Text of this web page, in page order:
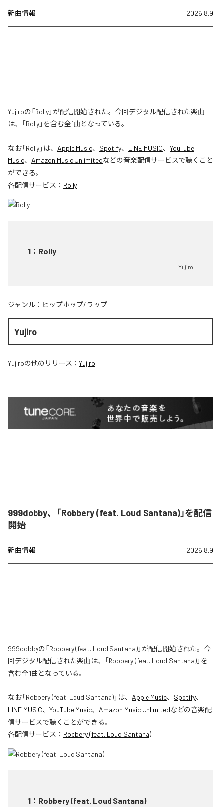
新曲情報 2026.8.9
Yujiroの「Rolly」が配信開始された。今回デジタル配信された楽曲
は、「Rolly」を含む全1曲となっている。
なお「Rolly」は、 Apple Music、 Spotify、 LINE MUSIC、 YouTube
Music、 Amazon Music Unlimitedなどの音楽配信サービスで聴くこと
ができる。
各配信サービス： Rolly
1 ： Rolly
Yujiro
ジャンル： ヒップホップ/ラップ
Yujiro
Yujiroの他のリリース： Yujiro
999dobby、「Robbery (feat. Loud Santana)」を配信
開始
新曲情報 2026.8.9
999dobbyの「Robbery (feat. Loud Santana)」が配信開始された。今
回デジタル配信された楽曲は、「Robbery (feat. Loud Santana)」を
含む全1曲となっている。
なお「Robbery (feat. Loud Santana)」は、 Apple Music、 Spotify、
LINE MUSIC、 YouTube Music、 Amazon Music Unlimitedなどの音楽配
信サービスで聴くことができる。
各配信サービス： Robbery (feat. Loud Santana)
1 ： Robbery (feat. Loud Santana)